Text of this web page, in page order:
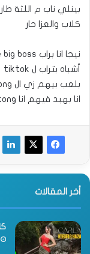
بينلي ناب م اللثة طار
كلاب والعزا حار
نيجا انا براب like big boss
أشباه بتراب ل tiktok
بلعب بيهم زي ال ping pong
انا بهبد فيهم انا king kong
أخر المقالات